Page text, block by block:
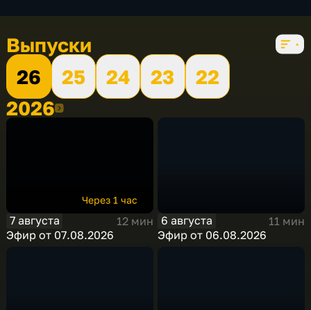
Выпуски
26
25 24 23
22
20262026
Через 1 час
7 августа
12 мин
Эфир от 07.08.2026
6 августа
11 мин
Эфир от 06.08.2026